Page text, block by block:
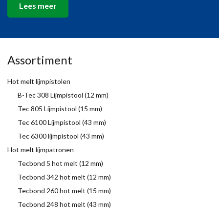
Lees meer
Assortiment
Hot melt lijmpistolen
B-Tec 308 Lijmpistool (12 mm)
Tec 805 Lijmpistool (15 mm)
Tec 6100 Lijmpistool (43 mm)
Tec 6300 lijmpistool (43 mm)
Hot melt lijmpatronen
Tecbond 5 hot melt (12 mm)
Tecbond 342 hot melt (12 mm)
Tecbond 260 hot melt (15 mm)
Tecbond 248 hot melt (43 mm)